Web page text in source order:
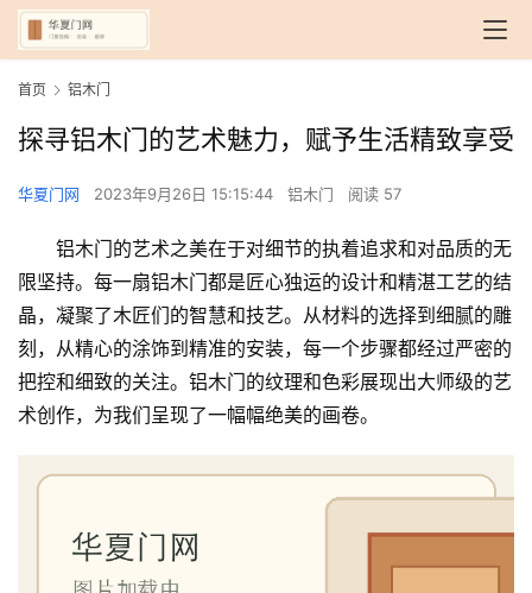
首页 铝木门
探寻铝木门的艺术魅力，赋予生活精致享受
华夏门网 2023年9月26日 15:15:44 铝木门 阅读 57
铝木门的艺术之美在于对细节的执着追求和对品质的无
限坚持。每一扇铝木门都是匠心独运的设计和精湛工艺的结
晶，凝聚了木匠们的智慧和技艺。从材料的选择到细腻的雕
刻，从精心的涂饰到精准的安装，每一个步骤都经过严密的
把控和细致的关注。铝木门的纹理和色彩展现出大师级的艺
术创作，为我们呈现了一幅幅绝美的画卷。